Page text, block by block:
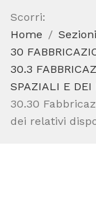
SEZIONI
CODICE
CODICE
Scorri:
Home
Sezioni
30
30.3
SPAZIALI E DEI
30.30
dei relativi